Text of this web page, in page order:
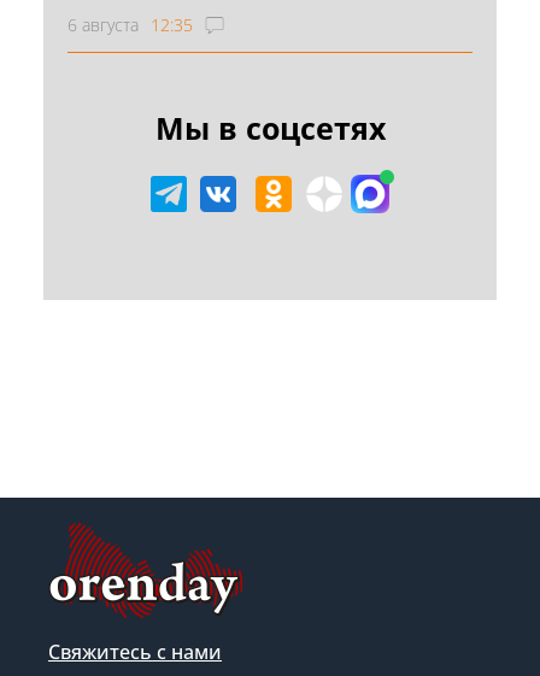
6 августа 12:35
Мы в соцсетях
Свяжитесь с нами